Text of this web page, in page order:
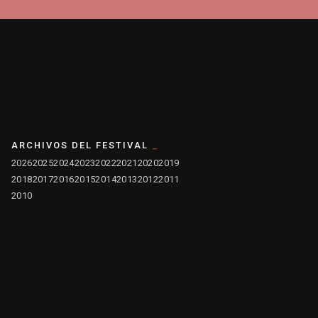
ARCHIVOS DEL FESTIVAL
202620252024202320222021 20202019
20182017201620152014201320122011
2010